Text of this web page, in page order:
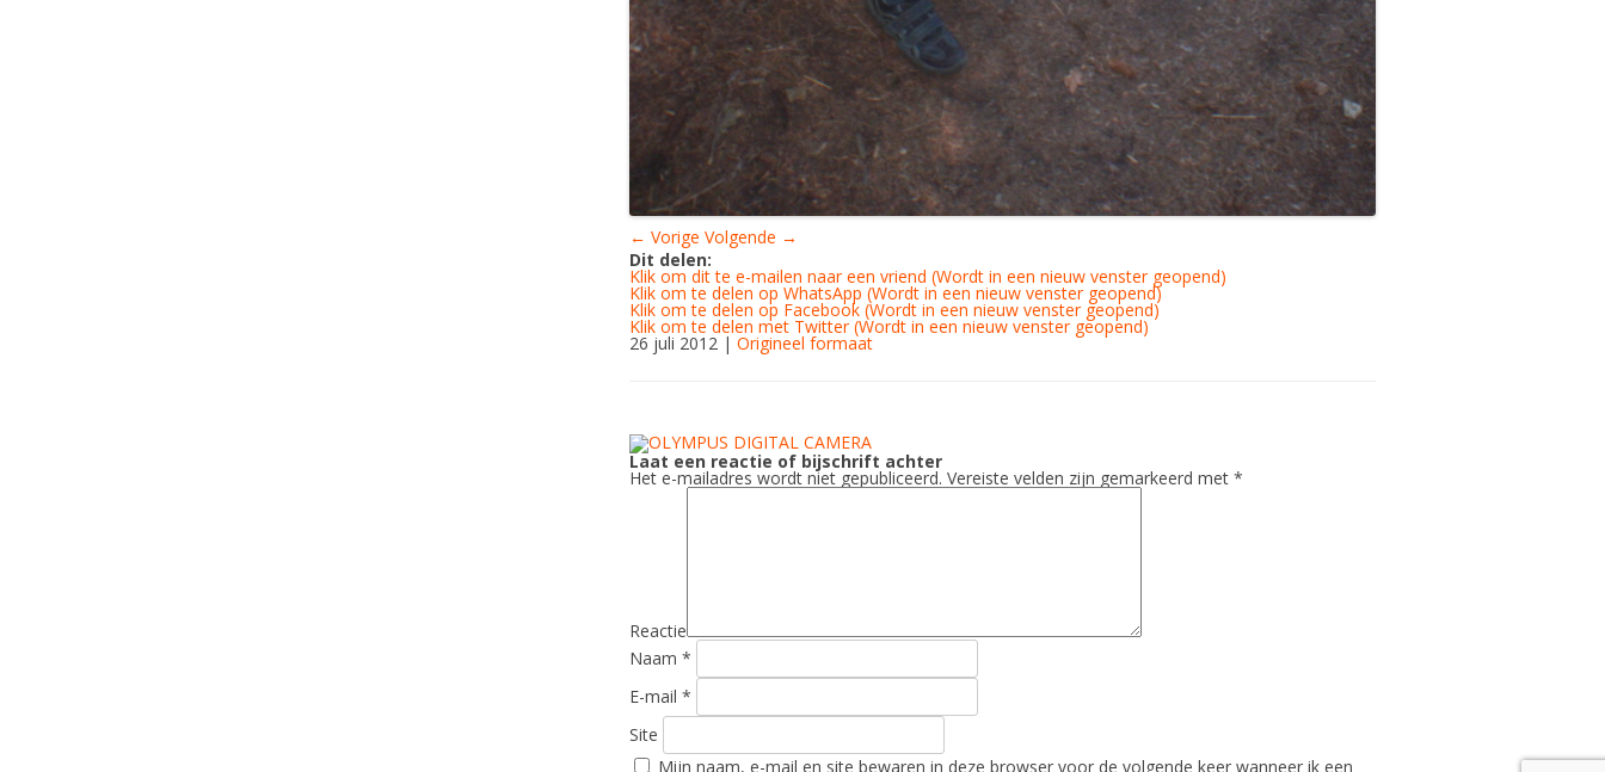
← Vorige Volgende →
Dit delen:
Klik om dit te e-mailen naar een vriend (Wordt in een nieuw venster geopend)
Klik om te delen op WhatsApp (Wordt in een nieuw venster geopend)
Klik om te delen op Facebook (Wordt in een nieuw venster geopend)
Klik om te delen met Twitter (Wordt in een nieuw venster geopend)
26 juli 2012 |Origineel formaat
Laat een reactie of bijschrift achter
Het e-mailadres wordt niet gepubliceerd. Vereiste velden zijn gemarkeerd met*
Reactie
Naam*
E-mail*
Site
Mijn naam, e-mail en site bewaren in deze browser voor de volgende keer wanneer ik een